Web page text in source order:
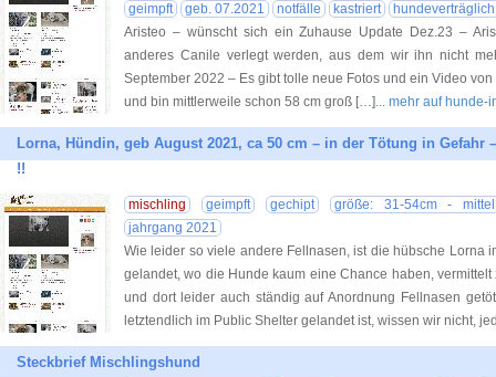
geimpft
geb. 07.2021 notfälle kastriert
hundeverträglich
Aristeo – wünscht sich ein Zuhause Update Dez.23 –
anderes Canile verlegt werden, aus dem wir ihn nicht
September 2022 – Es gibt tolle neue Fotos und ein Video
und bin mittlerweile schon 58 cm groß […]... mehr auf hunde-
Lorna, Hündin, geb August 2021, ca 50 cm – in der Tötung in Gefahr
!!
mischling geimpft gechipt
größe: 31-54cm - mittel
jahrgang 2021
Wie leider so viele andere Fellnasen, ist die hübsche Lorna
gelandet, wo die Hunde kaum eine Chance haben,
und dort leider auch ständig auf Anordnung Fellnasen
letztendlich im Public Shelter gelandet ist, wissen wir nicht,
Steckbrief Mischlingshund